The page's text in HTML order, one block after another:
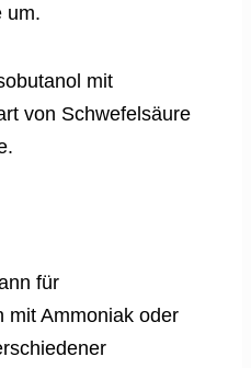
um.
mit
von Schwefelsäure
für
mit Ammoniak oder